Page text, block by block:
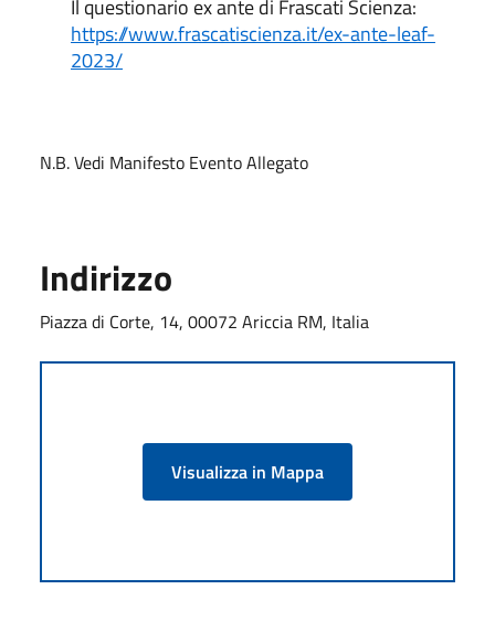
Il questionario ex ante di Frascati Scienza:
https://www.frascatiscienza.it/ex-ante-leaf-
2023/
N.B. Vedi Manifesto Evento Allegato
Indirizzo
Piazza di Corte, 14, 00072 Ariccia RM, Italia
Visualizza in Mappa